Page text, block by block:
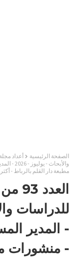
الصفحة الرئيسية أعداد
مطبعة دار القلم بالرباط - أكثر من 65 دراسة
- المدير
- منشورات